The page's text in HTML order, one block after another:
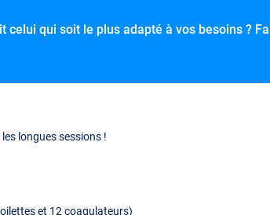
celui qui soit le plus adapté à vos besoins ?
longues sessions !
et 12 coagulateurs)